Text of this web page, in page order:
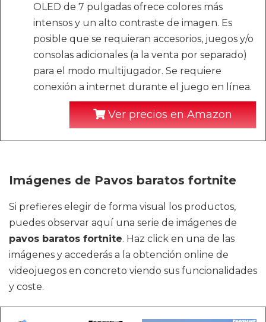
OLED de 7 pulgadas ofrece colores más
intensos y un alto contraste de imagen. Es
posible que se requieran accesorios, juegos y/o
consolas adicionales (a la venta por separado)
para el modo multijugador. Se requiere
conexión a internet durante el juego en línea.
Ver precios en Amazon
Imágenes de Pavos baratos fortnite
Si prefieres elegir de forma visual los productos,
puedes observar aquí una serie de imágenes de
pavos baratos fortnite. Haz click en una de las
imágenes y accederás a la obtención online de
videojuegos en concreto viendo sus funcionalidades
y coste.